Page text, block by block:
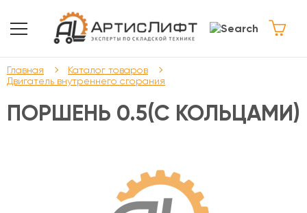
Главная
Каталог товаров
Двигатель внутреннего сгорания
ПОРШЕНЬ 0.5(С КОЛЬЦАМИ)